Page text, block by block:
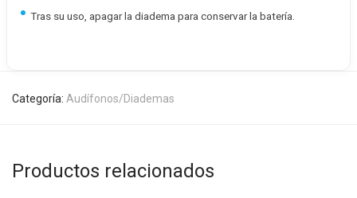
Tras su uso, apagar la diadema para conservar la batería.
Categoría: Audífonos/Diademas
Productos relacionados